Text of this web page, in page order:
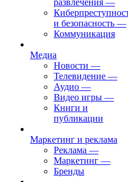
развлечения —
и безопасность —
Коммуникация
Медиа
Новости —
Телевидение —
Аудио —
Видео игры —
Книги и
публикации
Маркетинг и реклама
Реклама —
Маркетинг —
Бренды